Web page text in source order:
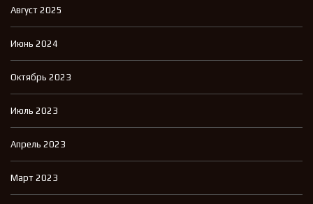
Август 2025
Июнь 2024
Октябрь 2023
Июль 2023
Апрель 2023
Март 2023